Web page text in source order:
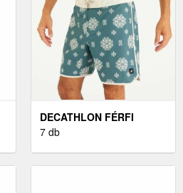
DECATHLON FÉRFI
BOARDSHORT, HOSSZÚ
7 db